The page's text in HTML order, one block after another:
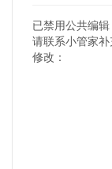
已禁用公共编辑
请联系小管家补
修改：